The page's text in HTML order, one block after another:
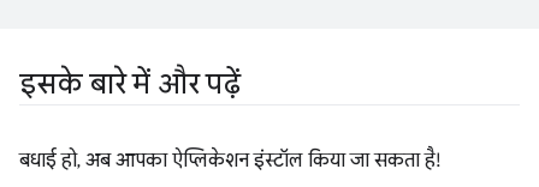
इसके बारे में और पढ़ें
बधाई हो, अब आपका ऐप्लिकेशन इंस्टॉल किया जा सकता है!